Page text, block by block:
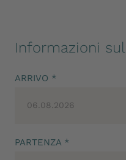
Informazioni
ARRIVO *
06.08.2026
PARTENZA *